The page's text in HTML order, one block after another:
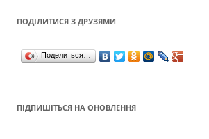
ПОДІЛИТИСЯ З ДРУЗЯМИ
Поделиться…
ПІДПИШІТЬСЯ НА ОНОВЛЕННЯ